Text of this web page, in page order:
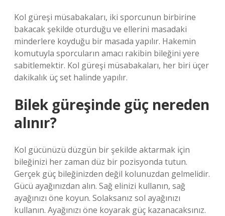
Kol güreşi müsabakaları, iki sporcunun birbirine
bakacak şekilde oturduğu ve ellerini masadaki
minderlere koyduğu bir masada yapılır. Hakemin
komutuyla sporcuların amacı rakibin bileğini yere
sabitlemektir. Kol güreşi müsabakaları, her biri üçer
dakikalık üç set halinde yapılır.
Bilek güreşinde güç nereden
alınır?
Kol gücünüzü düzgün bir şekilde aktarmak için
bileğinizi her zaman düz bir pozisyonda tutun.
Gerçek güç bileğinizden değil kolunuzdan gelmelidir.
Gücü ayağınızdan alın. Sağ elinizi kullanın, sağ
ayağınızı öne koyun. Solaksanız sol ayağınızı
kullanın. Ayağınızı öne koyarak güç kazanacaksınız.